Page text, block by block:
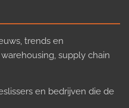
trends en
supply chain
en bedrijven die de